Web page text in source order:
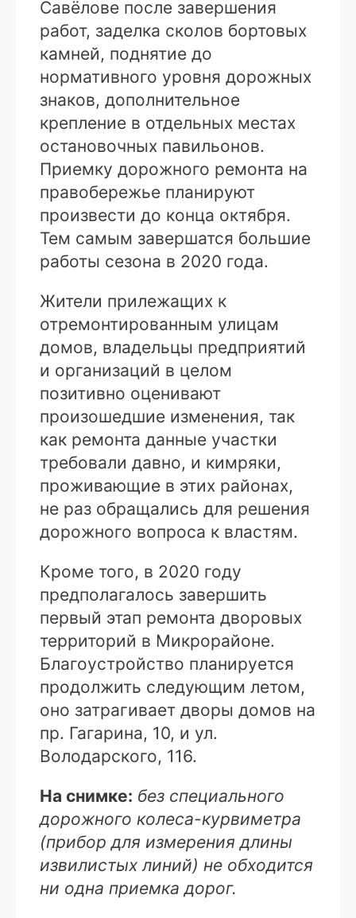
Савёлове после завершения
работ, заделка сколов бортовых
камней, поднятие до
нормативного уровня дорожных
знаков, дополнительное
крепление в отдельных местах
остановочных павильонов.
Приемку дорожного ремонта на
правобережье планируют
произвести до конца октября.
Тем самым завершатся большие
работы сезона в 2020 года.
Жители прилежащих к
отремонтированным улицам
домов, владельцы предприятий
и организаций в целом
позитивно оценивают
произошедшие изменения, так
как ремонта данные участки
требовали давно, и кимряки,
проживающие в этих районах,
не раз обращались для решения
дорожного вопроса к властям.
Кроме того, в 2020 году
предполагалось завершить
первый этап ремонта дворовых
территорий в Микрорайоне.
Благоустройство планируется
продолжить следующим летом,
оно затрагивает дворы домов на
пр. Гагарина, 10, и ул.
Володарского, 116.
На снимке: без специального
дорожного колеса-курвиметра
(прибор для измерения длины
извилистых линий) не обходится
ни одна приемка дорог.